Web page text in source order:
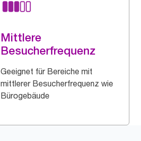
Mittlere
Besucherfrequenz
Geeignet für Bereiche mit
mittlerer Besucherfrequenz wie
Bürogebäude